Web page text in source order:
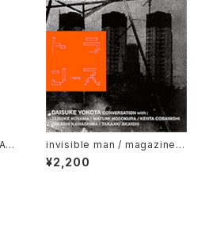
invisible man / magazine v
ol.5—G/P YEARBOOK 2015/
16 "TRANS#1"
¥2,200